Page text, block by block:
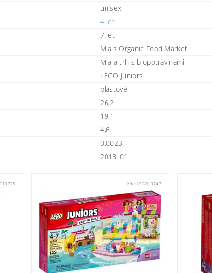
unisex
4 let
7 let
Mia's Organic Food Market
Mia a trh s biopotravinami
LEGO Juniors
plastové
26,2
19,1
4,6
0,0023
2018_01
Kód:LEGO10747